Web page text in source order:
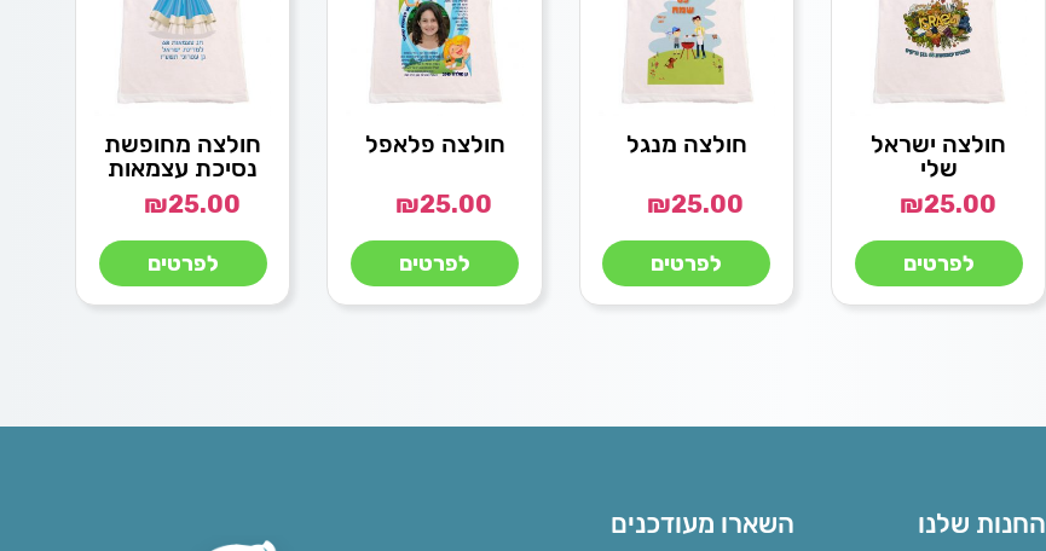
חולצה ישראל
שלי
₪25.00
לפרטים
חולצה מנגל
₪25.00
לפרטים
חולצה פלאפל
₪25.00
לפרטים
חולצה מחופשת
נסיכת עצמאות
₪25.00
לפרטים
החנות שלנו השארו מעודכנים